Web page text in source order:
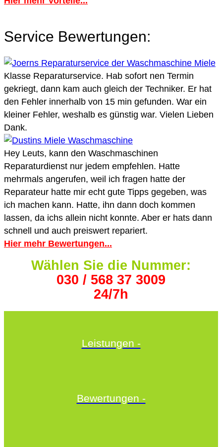
Service Bewertungen:
Klasse Reparaturservice. Hab sofort nen Termin
gekriegt, dann kam auch gleich der Techniker. Er hat
den Fehler innerhalb von 15 min gefunden. War ein
kleiner Fehler, weshalb es günstig war. Vielen Lieben
Dank.
Hey Leuts, kann den Waschmaschinen
Reparaturdienst nur jedem empfehlen. Hatte
mehrmals angerufen, weil ich fragen hatte der
Reparateur hatte mir echt gute Tipps gegeben, was
ich machen kann. Hatte, ihn dann doch kommen
lassen, da ichs allein nicht konnte. Aber er hats dann
schnell und auch preiswert repariert.
Hier mehr Bewertungen...
Wählen Sie die Nummer:
030 / 568 37 3009
24/7h
Leistungen -
Bewertungen -